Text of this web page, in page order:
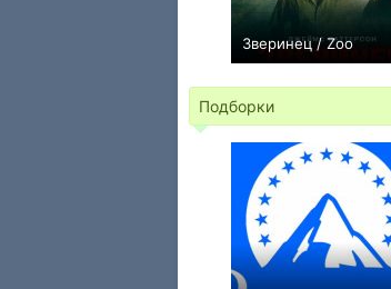
Зверинец / Zoo
+123 39
Подборки